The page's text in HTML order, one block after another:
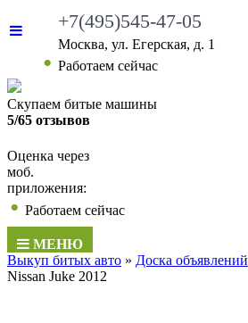
+7(495)545-47-05
Москва, ул. Егерская, д. 1
• Работаем сейчас
Скупаем битые машины
5/65 отзывов
Оценка через
моб.
приложения:
• Работаем сейчас
МЕНЮ
Выкуп битых авто » Доска объявлений
Nissan Juke 2012